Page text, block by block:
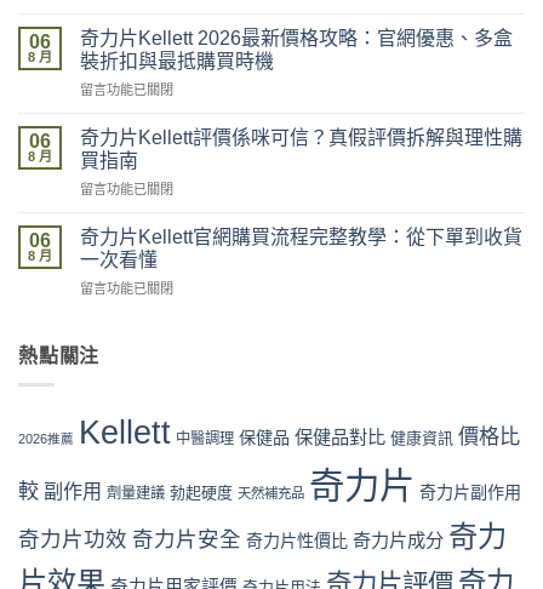
到
貨
全
記
落
單、
流、
貨、
服
用
流
程
中
力
片
Kellett
邊
買
最
安
全？
網
vs
房
店
風
險
面
分
中
06
8 月
奇力片Kellett 2026最新價格攻略：官網優惠、多盒
裝折扣與最抵購買時機
在
力
片
Kellett
2026
新
攻
網
多
盒
折
扣
最
購
留言功能已關閉
06
8 月
奇力片Kellett評價係咪可信？真假評價拆解與理性購
買指南
在
力
片
Kellett
評
咪
假
拆
與
性
留言功能已關閉
06
8 月
奇力片Kellett官網購買流程完整教學：從下單到收貨
一次看懂
在
片
Kellett
購
程
整
學：
留言功能已關閉
熱點關注
2026推薦 Kellett 中醫調理 保健品 保健品對比 健康資訊 價格比
較 副作用 劑量建議 勃起硬度 天然補充品 奇力片 奇力片副作用
奇力片功效 奇力片安全 奇力片性價比 奇力片成分 奇力